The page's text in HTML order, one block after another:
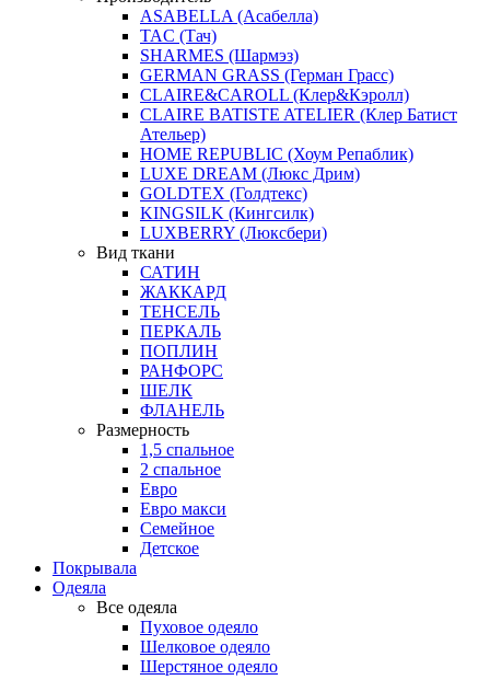
ASABELLA (Асабелла)
TAC (Тач)
SHARMES (Шармэз)
GERMAN GRASS (Герман Грасс)
CLAIRE&CAROLL (Клер&Кэролл)
CLAIRE BATISTE ATELIER (Клер Батист
Ательер)
HOME REPUBLIC (Хоум Репаблик)
LUXE DREAM (Люкс Дрим)
GOLDTEX (Голдтекс)
KINGSILK (Кингсилк)
LUXBERRY (Люксбери)
Вид ткани
САТИН
ЖАККАРД
ТЕНСЕЛЬ
ПЕРКАЛЬ
ПОПЛИН
РАНФОРС
ШЕЛК
ФЛАНЕЛЬ
Размерность
1,5 спальное
2 спальное
Евро
Евро макси
Семейное
Детское
Покрывала
Одеяла
Все одеяла
Пуховое одеяло
Шелковое одеяло
Шерстяное одеяло